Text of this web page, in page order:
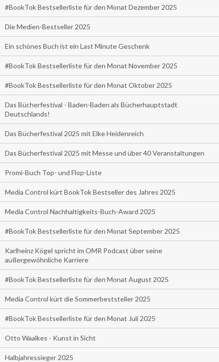
#BookTok Bestsellerliste für den Monat Dezember 2025
Die Medien-Bestseller 2025
Ein schönes Buch ist ein Last Minute Geschenk
#BookTok Bestsellerliste für den Monat November 2025
#BookTok Bestsellerliste für den Monat Oktober 2025
Das Bücherfestival - Baden-Baden als Bücherhauptstadt
Deutschlands!
Das Bücherfestival 2025 mit Elke Heidenreich
Das Bücherfestival 2025 mit Messe und über 40 Veranstaltungen
Promi-Buch Top- und Flop-Liste
Media Control kürt BookTok Bestseller des Jahres 2025
Media Control Nachhaltigkeits-Buch-Award 2025
#BookTok Bestsellerliste für den Monat September 2025
Karlheinz Kögel spricht im OMR Podcast über seine
außergewöhnliche Karriere
#BookTok Bestsellerliste für den Monat August 2025
Media Control kürt die Sommerbeststeller 2025
#BookTok Bestsellerliste für den Monat Juli 2025
Otto Waalkes - Kunst in Sicht
Halbjahressieger 2025